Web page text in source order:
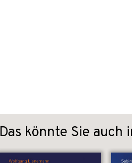
Das könnte Sie auch